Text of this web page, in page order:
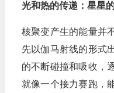
光和热的传递：星星
核聚变产生的能量并
先以伽马射线的形式
的不断碰撞和吸收，
就像一个接力赛跑，